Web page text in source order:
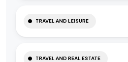
TRAVEL AND LEISURE
TRAVEL AND REAL ESTATE